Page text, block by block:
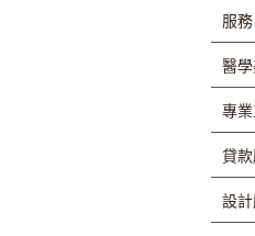
服務
醫
專
貸
設